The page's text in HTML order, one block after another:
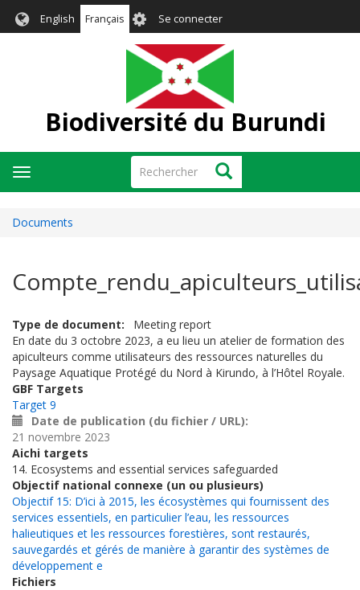
English Français User
account
menu
Se connecter
Biodiversité du Burundi
Rechercher Rechercher
Toggle
navigation
Documents
Type de document
Meeting report
En date du 3 octobre 2023, a eu lieu un atelier de formation des
apiculteurs comme utilisateurs des ressources naturelles du
Paysage Aquatique Protégé du Nord à Kirundo, à l’Hôtel Royale.
GBF Targets
Target 9
Date de publication (du fichier / URL)
21 novembre 2023
Aichi targets
14. Ecosystems and essential services safeguarded
Objectif national connexe (un ou plusieurs)
Objectif 15: D’ici à 2015, les écosystèmes qui fournissent des
services essentiels, en particulier l’eau, les ressources
halieutiques et les ressources forestières, sont restaurés,
sauvegardés et gérés de manière à garantir des systèmes de
développement e
Fichiers